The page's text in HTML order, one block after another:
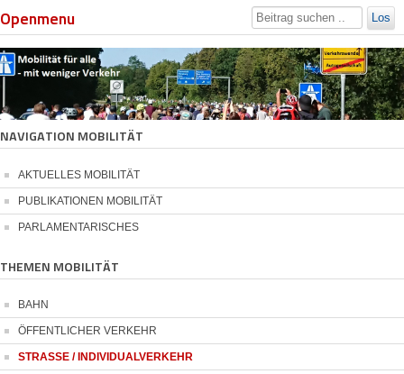
Openmenu Los
NAVIGATION MOBILITÄT
AKTUELLES MOBILITÄT
PUBLIKATIONEN MOBILITÄT
PARLAMENTARISCHES
THEMEN MOBILITÄT
BAHN
ÖFFENTLICHER VERKEHR
STRASSE / INDIVIDUALVERKEHR